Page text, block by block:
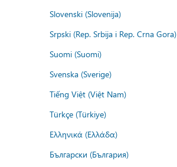
Slovenski (Slovenija)
Srpski (Rep. Srbija i Rep. Crna Gora)
Suomi (Suomi)
Svenska (Sverige)
Tiếng Việt (Việt Nam)
Türkçe (Türkiye)
Ελληνικά (Ελλάδα)
Български (България)